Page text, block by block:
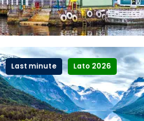
Last minute Lato 2026